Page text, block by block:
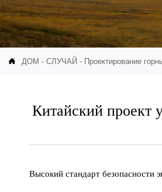
 ДОМ - СЛУЧАЙ - Проектирование
Китайский проект
Высокий стандарт безопасности